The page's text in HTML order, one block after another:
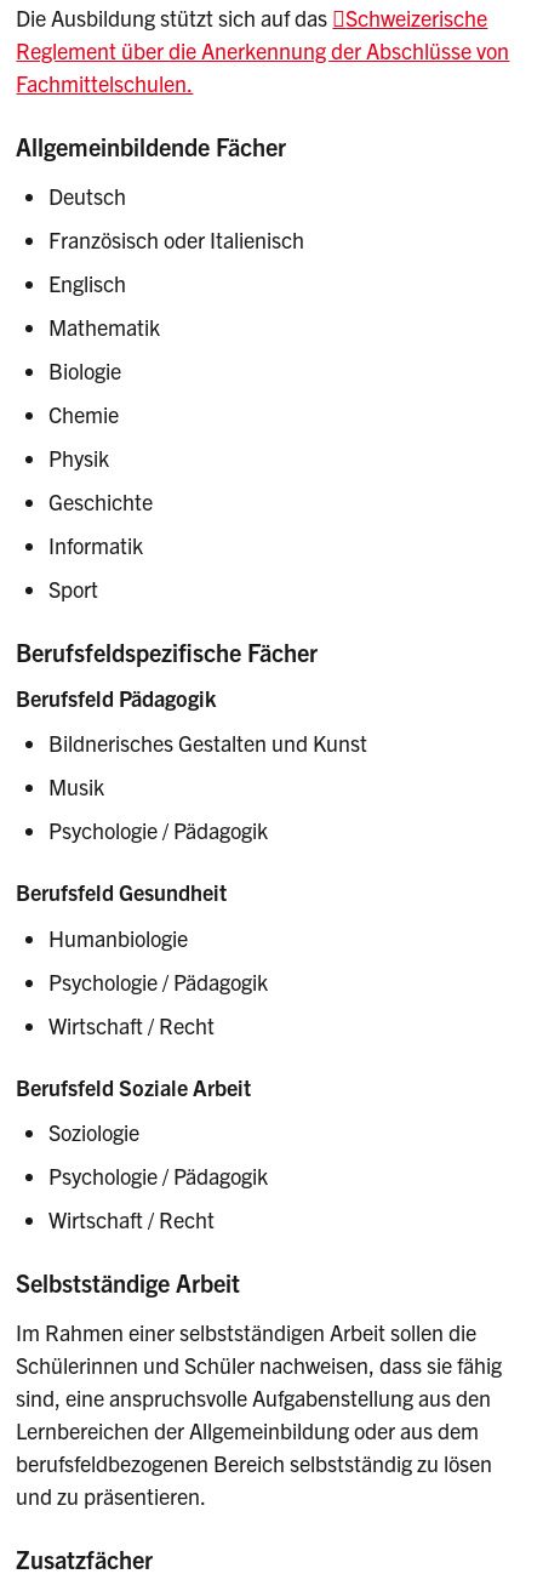
Die Ausbildung stützt sich auf das
Schweizerische
Reglement über die Anerkennung der Abschlüsse von
Fachmittelschulen.
Allgemeinbildende Fächer
Deutsch
Französisch oder Italienisch
Englisch
Mathematik
Biologie
Chemie
Physik
Geschichte
Informatik
Sport
Berufsfeldspezifische Fächer
Berufsfeld Pädagogik
Bildnerisches Gestalten und Kunst
Musik
Psychologie / Pädagogik
Berufsfeld Gesundheit
Humanbiologie
Psychologie / Pädagogik
Wirtschaft / Recht
Berufsfeld Soziale Arbeit
Soziologie
Psychologie / Pädagogik
Wirtschaft / Recht
Selbstständige Arbeit
Im Rahmen einer selbstständigen Arbeit sollen die
Schülerinnen und Schüler nachweisen, dass sie fähig
sind, eine anspruchsvolle Aufgabenstellung aus den
Lernbereichen der Allgemeinbildung oder aus dem
berufsfeldbezogenen Bereich selbstständig zu lösen
und zu präsentieren.
Zusatzfächer